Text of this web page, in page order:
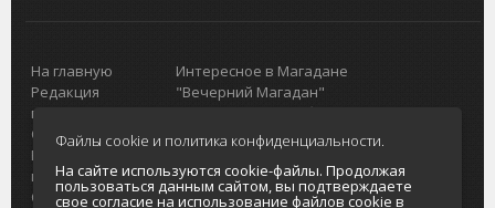
На главную
Редакция
портала
О проекте
Реклама на
портале
Отзывы и
Интересное в Магадане
"Вечерний Магадан"
Городская доска объявлений
Реклама
Главный туристический портал
Колымы
Политика в отношении обработки
Файлы cookie и политика конфиденциальности.
На сайте используются cookie-файлы. Продолжая
пользоваться данным сайтом, вы подтверждаете
свое согласие на использование файлов cookie в